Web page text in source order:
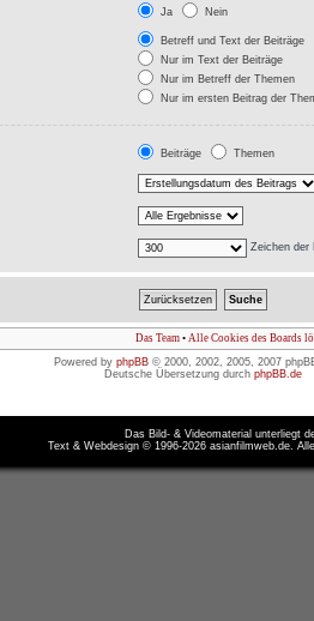
Ja Nein
Betreff und Text der Beiträge
Nur im Text der Beiträge
Nur im Betreff der Themen
Nur im ersten Beitrag der
Beiträge Themen
Zeichen der
Das Team • Alle Cookies des Boards
Powered by phpBB © 2000, 2002, 2005, 2007
Deutsche Übersetzung durch phpBB.de
Das Bild- & Videomaterial unterliegt
Text & Webdesign © 1996-2026 asianfilmweb.de.